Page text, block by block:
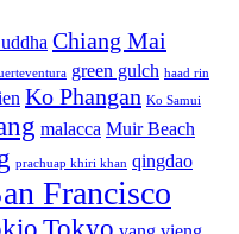
Chiang Mai
green gulch haad rin
Ko Phangan Ko Samui
malacca Muir Beach
prachuap khiri khan qingdao
Francisco